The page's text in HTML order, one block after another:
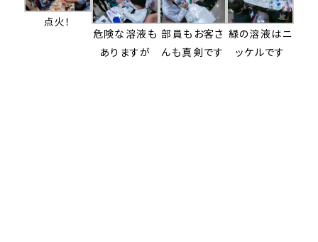
点火！
危険な溶液も
ありますが
部員もお客さ
んも真剣です
緑の溶液はニ
ッケルです